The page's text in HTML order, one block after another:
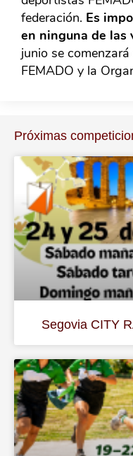
federación. Es
en ninguna de las
junio se
FEMADO y la
Próximas
Segovia CITY